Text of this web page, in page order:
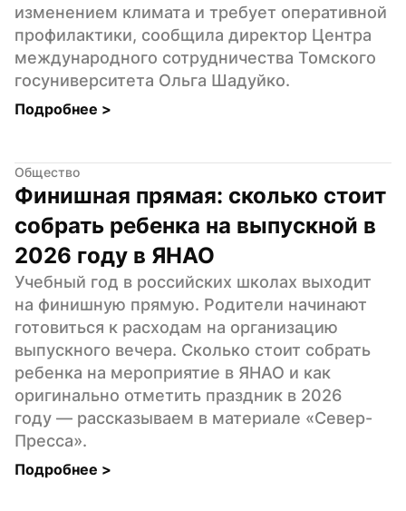
изменением климата и требует оперативной
профилактики, сообщила директор Центра
международного сотрудничества Томского
госуниверситета Ольга Шадуйко.
Подробнее >
Общество
Финишная прямая: сколько стоит
собрать ребенка на выпускной в
2026 году в ЯНАО
Учебный год в российских школах выходит
на финишную прямую. Родители начинают
готовиться к расходам на организацию
выпускного вечера. Сколько стоит собрать
ребенка на мероприятие в ЯНАО и как
оригинально отметить праздник в 2026
году — рассказываем в материале «Север-
Пресса».
Подробнее >